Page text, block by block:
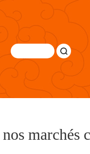
marchés